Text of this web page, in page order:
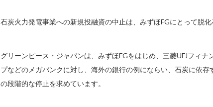
石炭火力発電事業への新規投融資の中止は、みずほFGにとって脱
グリーンピース・ジャパンは、みずほFGをはじめ、三菱UFJフィ
プなどのメガバンクに対し、海外の銀行の例にならい、石炭に依存
の段階的な停止を求めています。